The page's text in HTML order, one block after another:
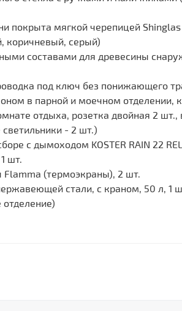
покрыта мягкой черепицей
коричневый, серый)
составами для древесины
под ключ без понижающего
в парной и моечном отделении,
отдыха, розетка двойная 2
- 2 шт.)
с дымоходом KOSTER RAIN 22
шт.
(термоэкраны), 2 шт.
стали, с краном, 50 л, 1